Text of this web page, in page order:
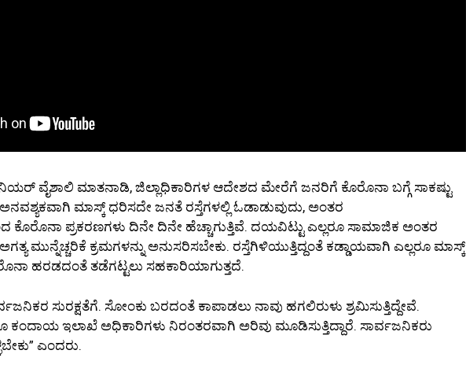
ವೈಶಾಲಿ ಮಾತನಾಡಿ, ಜಿಲ್ಲಾಧಿಕಾರಿಗಳ ಆದೇಶದ ಮೇರೆಗೆ ಜನರಿಗೆ ಕೊರೊನಾ ಬಗ್ಗೆ ಸಾಕಷ್ಟು
ಮಾಸ್ಕ್ ಧರಿಸದೇ ಜನತೆ ರಸ್ತೆಗಳಲ್ಲಿ ಓಡಾಡುವುದು, ಅಂತರ
ಕೊರೊನಾ ಪ್ರಕರಣಗಳು ದಿನೇ ದಿನೇ ಹೆಚ್ಚಾಗುತ್ತಿವೆ. ದಯವಿಟ್ಟು ಎಲ್ಲರೂ ಸಾಮಾಜಿಕ ಅಂತರ
ಮುನ್ನೆಚ್ಚರಿಕೆ ಕ್ರಮಗಳನ್ನು ಅನುಸರಿಸಬೇಕು. ರಸ್ತೆಗಿಳಿಯುತ್ತಿದ್ದಂತೆ ಕಡ್ಡಾಯವಾಗಿ ಎಲ್ಲರೂ ಮಾಸ್ಕ್
ಹರಡದಂತೆ ತಡೆಗಟ್ಟಲು ಸಹಕಾರಿಯಾಗುತ್ತದೆ.
ಸುರಕ್ಷತೆಗೆ. ಸೋಂಕು ಬರದಂತೆ ಕಾಪಾಡಲು ನಾವು ಹಗಲಿರುಳು ಶ್ರಮಿಸುತ್ತಿದ್ದೇವೆ.
ಕಂದಾಯ ಇಲಾಖೆ ಅಧಿಕಾರಿಗಳು ನಿರಂತರವಾಗಿ ಅರಿವು ಮೂಡಿಸುತ್ತಿದ್ದಾರೆ. ಸಾರ್ವಜನಿಕರು
ಎಂದರು.